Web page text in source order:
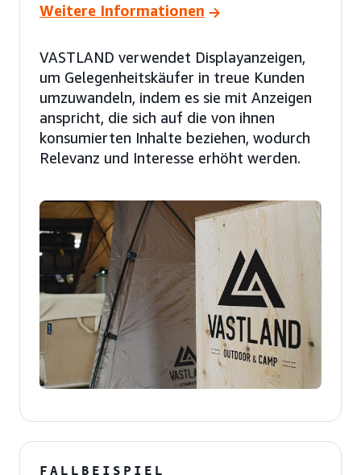
Weitere Informationen
VASTLAND verwendet Displayanzeigen,
um Gelegenheitskäufer in treue Kunden
umzuwandeln, indem es sie mit Anzeigen
anspricht, die sich auf die von ihnen
konsumierten Inhalte beziehen, wodurch
Relevanz und Interesse erhöht werden.
FALLBEISPIEL